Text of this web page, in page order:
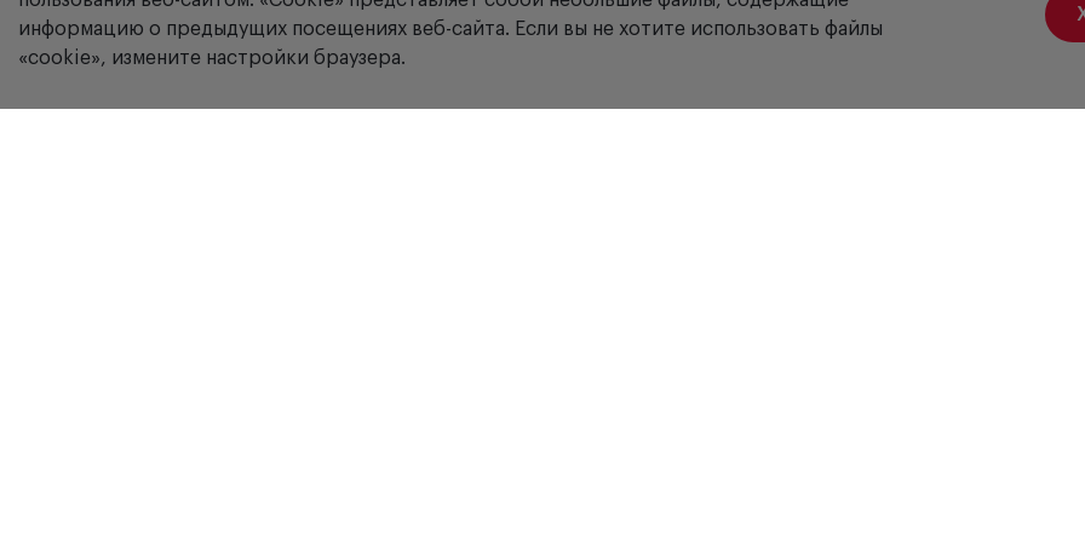
информацию о предыдущих посещениях веб-сайта. Если вы не хотите использовать файлы
«cookie», измените настройки браузера.